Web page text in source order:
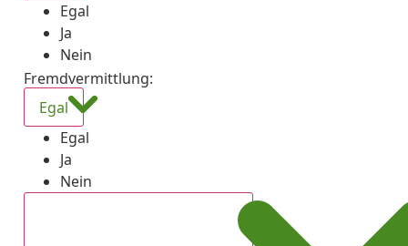
Egal
Ja
Nein
Fremdvermittlung:
Egal
Egal
Ja
Nein